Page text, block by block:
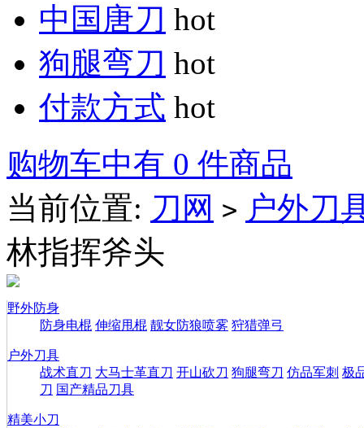
中国唐刀 hot
狗腿弯刀 hot
付款方式 hot
购物车中有 0 件商品
当前位置: 刀网 > 户外刀
林指挥斧头
野外防身
防身电棍 伸缩甩棍 靓女防狼喷雾 狩猎弹弓
户外刀具
战术直刀 大马士革直刀 开山砍刀 狗腿弯刀 仿品军刺 极
刀 国产精品刀具
精美小刀